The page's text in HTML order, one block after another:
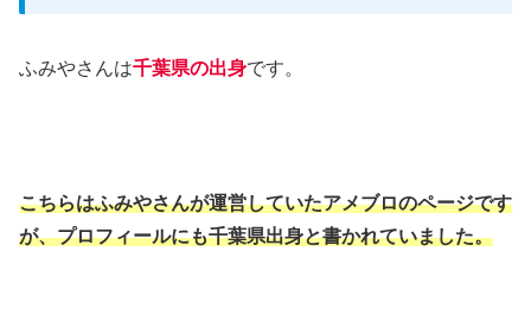
ふみやさんは千葉県の出身です。
こちらはふみやさんが運営していたアメブロのページです
が、プロフィールにも千葉県出身と書かれていました。